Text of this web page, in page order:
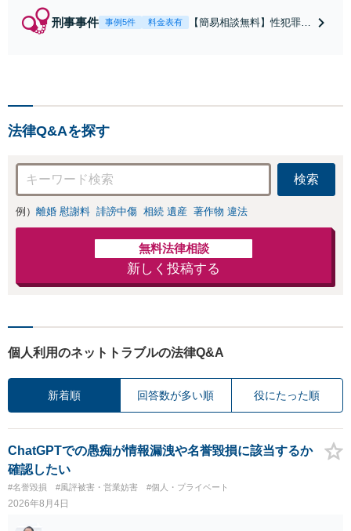
刑事事件 事例5件 料金表有
【簡易相談無料】性犯罪
法律Q&Aを探す
検索
例） 離婚 慰謝料 誹謗中傷 相続 遺産 著作物 違法
無料法律相談
新しく投稿する
個人利用のネットトラブルの法律Q&A
新着順 回答数が多い順 役にたった順
ChatGPTでの愚痴が情報漏洩や名誉毀損に該当するか
確認したい
#名誉毀損 #風評被害・営業妨害 #個人・プライベート
2026年8月4日